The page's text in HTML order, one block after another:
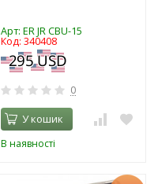
Арт: ER JR CBU-15
Код: 340408
0
У кошик
В наявності